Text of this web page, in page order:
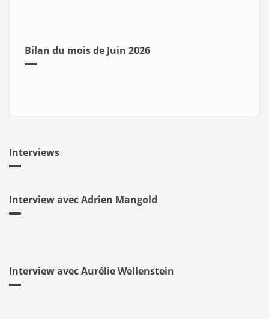
Bilan du mois de Juin 2026
Interviews
Interview avec Adrien Mangold
Interview avec Aurélie Wellenstein